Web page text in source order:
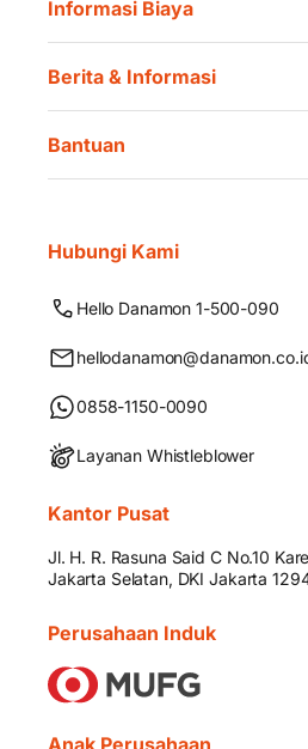
Informasi Biaya
Berita & Informasi
Bantuan
Hubungi Kami
Hello Danamon 1-500-090
0858-1150-0090
Layanan Whistleblower
Kantor Pusat
Jl. H. R. Rasuna Said C No.10
Jakarta Selatan, DKI Jakarta
Perusahaan Induk
Anak Perusahaan